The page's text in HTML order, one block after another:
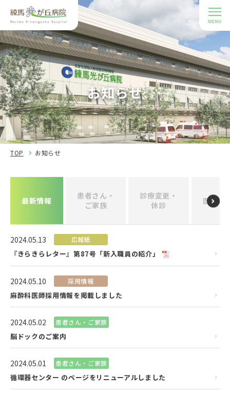
お知らせ
TOP お知らせ
最新情報
患者さん・
ご家族
診療変更・
休診
医療関
2024.05.13 広報紙
『きらきらレター』第87号「新入職員の紹介」
2024.05.10 採用情報
麻酔科医師採用情報を掲載しました
2024.05.02 患者さん・ご家族
脳ドックのご案内
2024.05.01 患者さん・ご家族
循環器センター のページをリニューアルしました